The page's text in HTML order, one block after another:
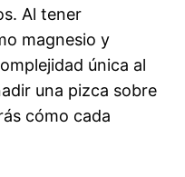
Al tener
magnesio y
única al
una pizca sobre
cómo cada